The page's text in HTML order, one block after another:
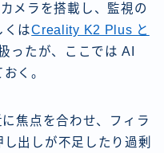
メラを搭載し、監視の
くはCreality K2 Plus と
ったが、ここでは AI
く。
焦点を合わせ、フィラ
出しが不足したり過剰